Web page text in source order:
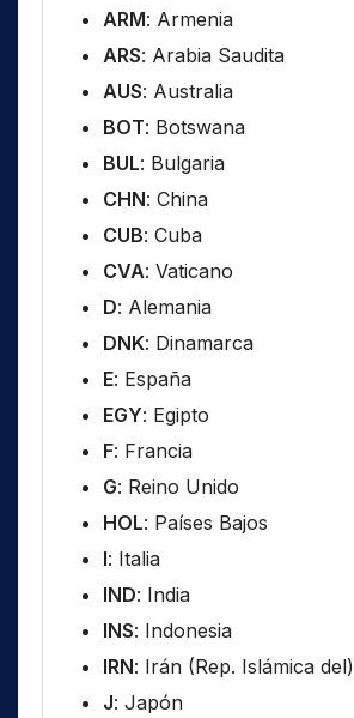
ARM: Armenia
ARS: Arabia Saudita
AUS: Australia
BOT: Botswana
BUL: Bulgaria
CHN: China
CUB: Cuba
CVA: Vaticano
D: Alemania
DNK: Dinamarca
E: España
EGY: Egipto
F: Francia
G: Reino Unido
HOL: Países Bajos
I: Italia
IND: India
INS: Indonesia
IRN: Irán (Rep. Islámica del)
J: Japón